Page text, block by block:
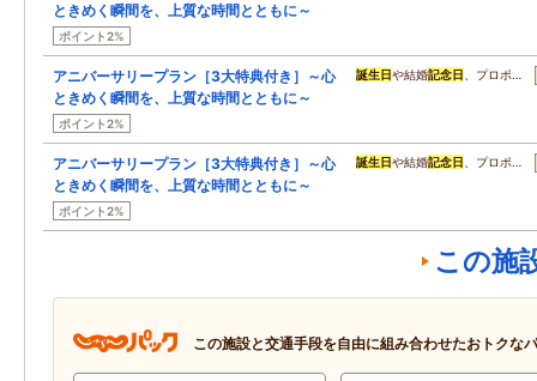
ときめく瞬間を、上質な時間とともに～
ポイント2%
アニバーサリープラン［3大特典付き］～心
ときめく瞬間を、上質な時間とともに～
ポイント2%
誕生日や結婚記念日 、プロポ…
アニバーサリープラン［3大特典付き］～心
ときめく瞬間を、上質な時間とともに～
ポイント2%
誕生日や結婚記念日 、プロポ…
この施
この施設と交通手段を自由に組み合わせたおトクな